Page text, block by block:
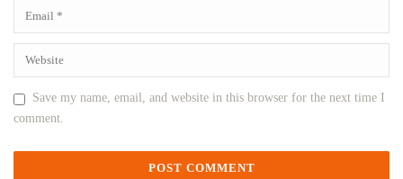
Save my name, email, and website in this browser for the next time I
comment.